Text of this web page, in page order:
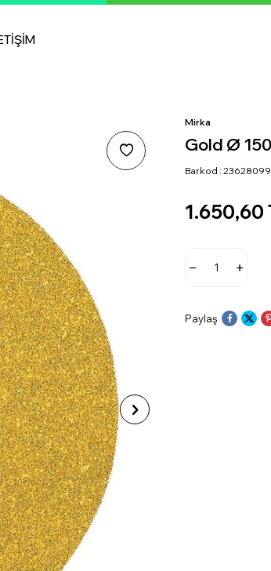
Mirka
Gold Ø
Barkod :
1.650,60
Paylaş